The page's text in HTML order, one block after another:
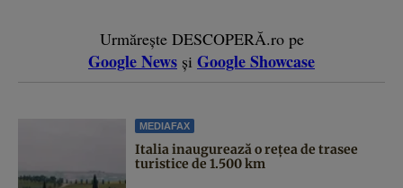
Urmărește DESCOPERĂ.ro pe
Google News și Google Showcase
MEDIAFAX
Italia inaugurează o rețea de trasee
turistice de 1.500 km